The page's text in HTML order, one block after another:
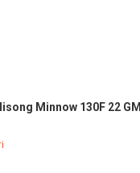
Minnow 130F 22 GM